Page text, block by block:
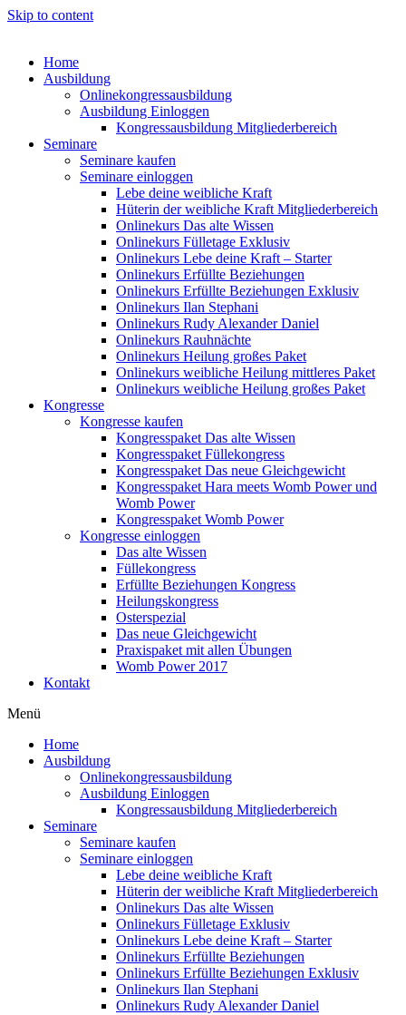
Skip to content
Home
Ausbildung
Onlinekongressausbildung
Ausbildung Einloggen
Kongressausbildung Mitgliederbereich
Seminare
Seminare kaufen
Seminare einloggen
Lebe deine weibliche Kraft
Hüterin der weibliche Kraft Mitgliederbereich
Onlinekurs Das alte Wissen
Onlinekurs Fülletage Exklusiv
Onlinekurs Lebe deine Kraft – Starter
Onlinekurs Erfüllte Beziehungen
Onlinekurs Erfüllte Beziehungen Exklusiv
Onlinekurs Ilan Stephani
Onlinekurs Rudy Alexander Daniel
Onlinekurs Rauhnächte
Onlinekurs Heilung großes Paket
Onlinekurs weibliche Heilung mittleres Paket
Onlinekurs weibliche Heilung großes Paket
Kongresse
Kongresse kaufen
Kongresspaket Das alte Wissen
Kongresspaket Füllekongress
Kongresspaket Das neue Gleichgewicht
Kongresspaket Hara meets Womb Power und
Womb Power
Kongresspaket Womb Power
Kongresse einloggen
Das alte Wissen
Füllekongress
Erfüllte Beziehungen Kongress
Heilungskongress
Osterspezial
Das neue Gleichgewicht
Praxispaket mit allen Übungen
Womb Power 2017
Kontakt
Menü
Home
Ausbildung
Onlinekongressausbildung
Ausbildung Einloggen
Kongressausbildung Mitgliederbereich
Seminare
Seminare kaufen
Seminare einloggen
Lebe deine weibliche Kraft
Hüterin der weibliche Kraft Mitgliederbereich
Onlinekurs Das alte Wissen
Onlinekurs Fülletage Exklusiv
Onlinekurs Lebe deine Kraft – Starter
Onlinekurs Erfüllte Beziehungen
Onlinekurs Erfüllte Beziehungen Exklusiv
Onlinekurs Ilan Stephani
Onlinekurs Rudy Alexander Daniel